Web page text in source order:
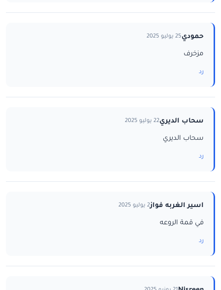
حمودي25 يوليو 2025
مزخرف
رد
سحاب الديري22 يوليو 2025
سحاب الديري
رد
اسير الغربه فواز2 يوليو 2025
في قمة الروعه
رد